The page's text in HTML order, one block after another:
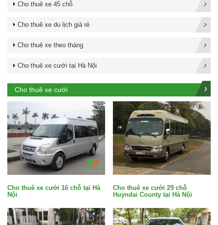
Cho thuê xe 45 chỗ
Cho thuê xe du lịch giá rẻ
Cho thuê xe theo tháng
Cho thuê xe cưới tại Hà Nội
Cho thuê xe cưới
Cho thuê xe cưới 16 chỗ tại Hà
Nội
Cho thuê xe cưới 29 chỗ
Huyndai County tại Hà Nội